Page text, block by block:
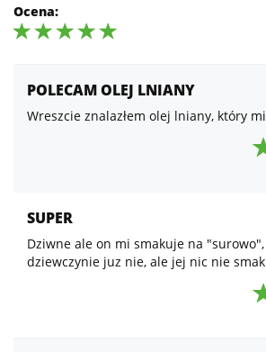
Ocena:
POLECAM OLEJ LNIANY
Wreszcie znalazłem olej lniany, który
SUPER
Dziwne ale on mi smakuje na
dziewczynie juz nie, ale jej nic nie